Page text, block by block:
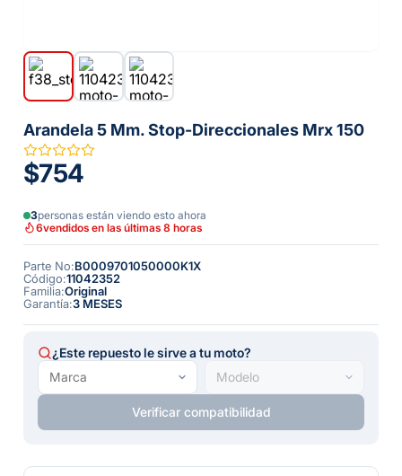
Arandela 5 Mm. Stop-Direccionales Mrx 150
$754
3personas están viendo esto ahora
6vendidos en las últimas 8 horas
Parte No:B0009701050000K1X
Código:11042352
Familia:Original
Garantía:3 MESES
¿Este repuesto le sirve a tu moto?
Verificar compatibilidad